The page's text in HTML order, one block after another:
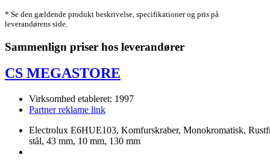
* Se den gældende produkt beskrivelse, specifikationer og pris på
leverandørens side.
Sammenlign priser hos leverandører
CS MEGASTORE
Virksomhed etableret: 1997
Partner reklame link
Electrolux E6HUE103, Komfurskraber, Monokromatisk,
stål, 43 mm, 10 mm, 130 mm